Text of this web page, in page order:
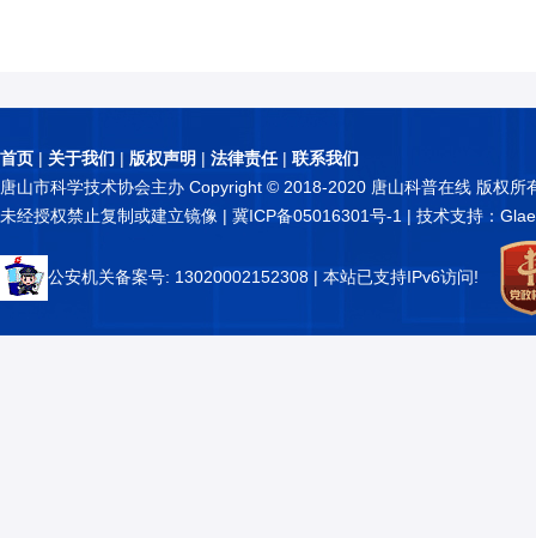
首页 | 关于我们 | 版权声明 | 法律责任| 联系我们
唐山市科学技术协会主办 Copyright © 2018-2020 唐山科普在线 版权所
未经授权禁止复制或建立镜像 | 冀ICP备05016301号-1 | 技术支持：
公安机关备案号: 13020002152308 | 本站已支持IPv6访问!